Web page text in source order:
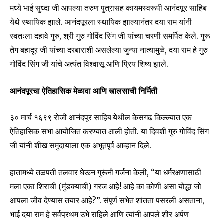
मध्ये भाई सुध्दा जी आपल्या तरुण पुत्रासह कायमस्वरूपी आनंदपूर साहिब
येथे स्थायिक झाले. आनंदपूरला स्थायिक झाल्यानंतर दया राम यांनी
स्वतःला दहावे गुरु, श्री गुरु गोविंद सिंग जी यांच्या चरणी समर्पित केले. गुरू
तेग बहादूर जी यांच्या दरबाराशी असलेल्या जुन्या नात्यामुळे, दया राम हे गुरु
गोविंद सिंग जी यांचे अत्यंत विश्वासू आणि प्रिय शिष्य झाले.
आनंदपूरचा ऐतिहासिक मेळावा आणि खालसाची निर्मिती
३० मार्च १६९९ रोजी आनंदपूर साहिब येथील केसगढ किल्ल्यात एक
ऐतिहासिक सभा आयोजित करण्यात आली होती. या दिवशी गुरु गोविंद सिंग
जी यांनी शीख समुदायाला एक अभूतपूर्व आव्हान दिले.
हातामध्ये तळपती तलवार घेऊन गुरूंनी गर्जना केली, “या धर्मरक्षणासाठी
मला एका शिराची (मुंडक्याची) गरज आहे! आहे का कोणी असा योद्धा जो
आपला जीव देण्यास तयार आहे?”. संपूर्ण सभेत शांतता पसरली असताना,
भाई दया राम हे सर्वप्रथम उभे राहिले आणि त्यांनी आपले शीर अर्पण